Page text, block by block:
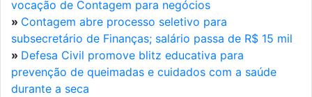
vocação de Contagem para negócios
» Contagem abre processo seletivo para
subsecretário de Finanças; salário passa de R$ 15 mil
» Defesa Civil promove blitz educativa para
prevenção de queimadas e cuidados com a saúde
durante a seca